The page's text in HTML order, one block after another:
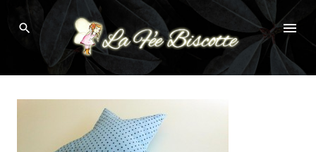
content
la boutique de l’imaginaire